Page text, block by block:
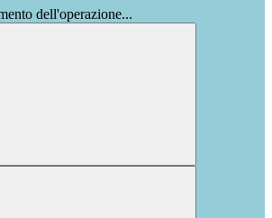
dell'operazione...